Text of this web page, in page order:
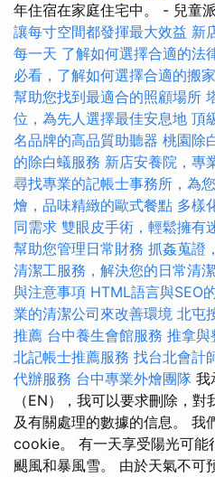
年住宿在家庭住宅中。 - 兒童
讓每寸空間都發揮最大效益 新
每一天 了解如何選擇合適的法
必看，了解如何選擇合適的搬
幫助您找到最適合的照顧場所
位，為先人選擇最佳安息地 頂
名品牌的高品質助聽器 桃園除
的除白蟻服務 新店安養院，專
尋找專業的記帳士事務所，為
燴，品味精緻的歐式餐點 多樣
同需求 雙眼皮手術，輕鬆擁有
幫助您管理日常財務 抓姦蒐證
清潔工服務，解決您的日常清
與注意事項 HTML語言與SEO
業的清潔公司來改善環境 北屯
推薦 台中養生會館服務 推拿與
北記帳士推薦服務 找台北會計
代辦服務 台中專業外燴團隊 我
（EN），我可以要求刪除，
及有關處理的數據的信息。 我
cookie。 有一天享受陽光可能
颶風和暴風雪。 由於天氣不可